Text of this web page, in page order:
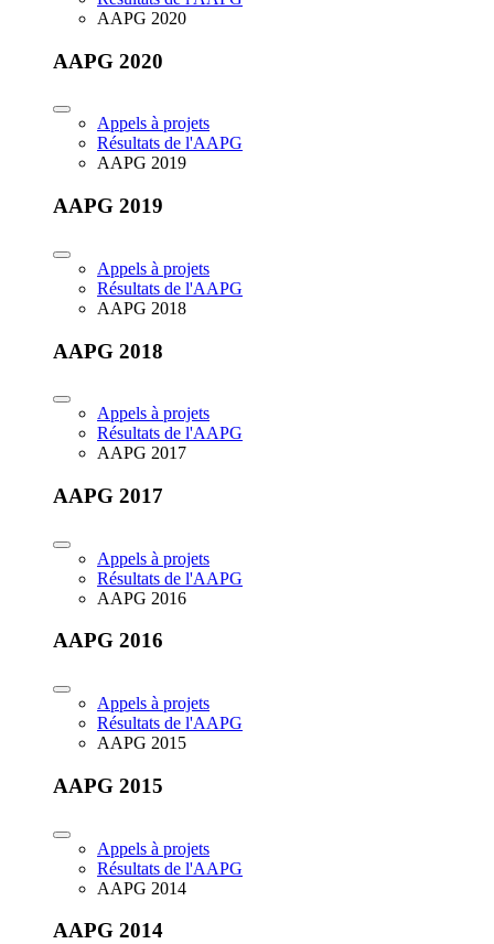
AAPG 2020
AAPG 2020
Appels à projets
Résultats de l'AAPG
AAPG 2019
AAPG 2019
Appels à projets
Résultats de l'AAPG
AAPG 2018
AAPG 2018
Appels à projets
Résultats de l'AAPG
AAPG 2017
AAPG 2017
Appels à projets
Résultats de l'AAPG
AAPG 2016
AAPG 2016
Appels à projets
Résultats de l'AAPG
AAPG 2015
AAPG 2015
Appels à projets
Résultats de l'AAPG
AAPG 2014
AAPG 2014